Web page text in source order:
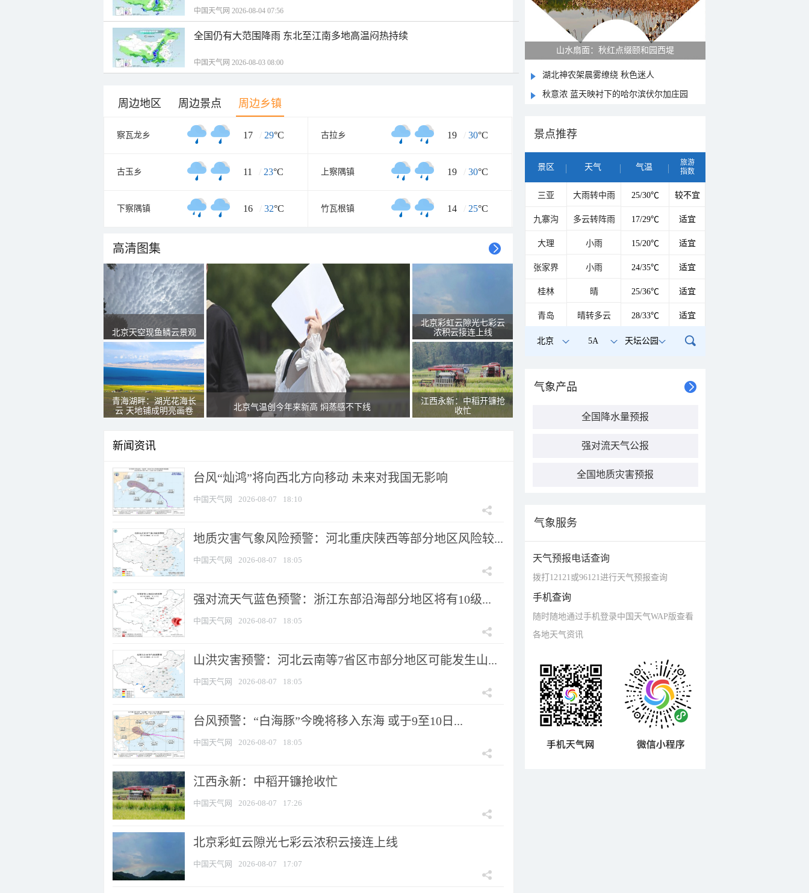
中国天气网 2026-08-04 07:56
全国仍有大范围降雨 东北至江南多地高温闷热持续
中国天气网 2026-08-03 08:00
周边地区 周边景点 周边乡镇
察瓦龙乡 17 / 29°C 古拉乡 19 / 30°C
古玉乡 11 / 23°C 上察隅镇 19 / 30°C
下察隅镇 16 / 32°C 竹瓦根镇 14 / 25°C
高清图集
北京天空现鱼鳞云景观
青海湖畔：湖光花海长
云 天地铺成明亮画卷
北京气温创今年来新高 焖蒸感不下线
北京彩虹云隙光七彩云
浓积云接连上线
江西永新：中稻开镰抢
收忙
新闻资讯
台风“灿鸿”将向西北方向移动 未来对我国无影响
中国天气网 2026-08-07 18:10
地质灾害气象风险预警：河北重庆陕西等部分地区风险较...
中国天气网 2026-08-07 18:05
强对流天气蓝色预警：浙江东部沿海部分地区将有10级...
中国天气网 2026-08-07 18:05
山洪灾害预警：河北云南等7省区市部分地区可能发生山...
中国天气网 2026-08-07 18:05
台风预警：“白海豚”今晚将移入东海 或于9至10日...
中国天气网 2026-08-07 18:05
江西永新：中稻开镰抢收忙
中国天气网 2026-08-07 17:26
北京彩虹云隙光七彩云浓积云接连上线
中国天气网 2026-08-07 17:07
山水扇面：秋红点缀颐和园西堤
湖北神农架晨雾缭绕 秋色迷人
秋意浓 蓝天映衬下的哈尔滨伏尔加庄园
景点推荐
景区 天气 气温
旅游
指数
三亚 大雨转中雨 25/30℃ 较不宜
九寨沟 多云转阵雨 17/29℃ 适宜
大理 小雨 15/20℃ 适宜
张家界 小雨 24/35℃ 适宜
桂林 晴 25/36℃ 适宜
青岛 晴转多云 28/33℃ 适宜
北京 5A 天坛公园
气象产品
全国降水量预报
强对流天气公报
全国地质灾害预报
气象服务
天气预报电话查询
拨打12121或96121进行天气预报查询
手机查询
随时随地通过手机登录中国天气WAP版查看
各地天气资讯